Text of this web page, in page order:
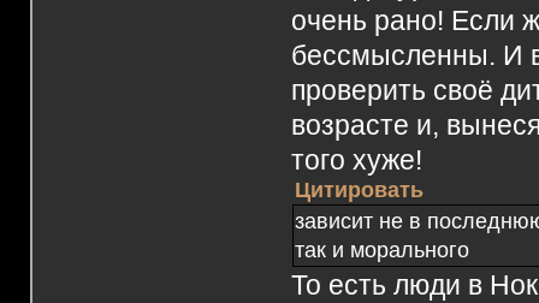
очень рано! Если
бессмысленны. И
проверить своё
возрасте и,
того хуже!
Цитировать
зависит не в
так и морального
То есть люди в